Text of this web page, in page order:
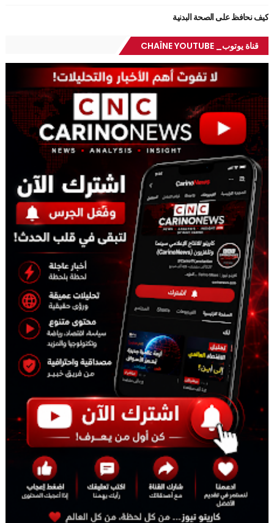
كيف نحافظ على الصحة البدنية
قناة يوتوب_ CHAÎNE YOUTUBE